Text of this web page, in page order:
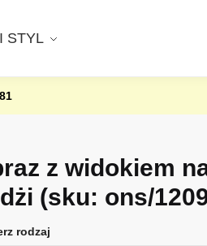
STYL
z widokiem
(sku: ons/
rodzaj